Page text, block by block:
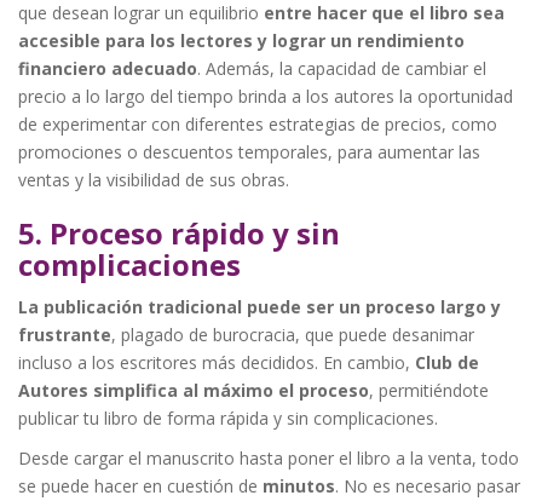
que desean lograr un equilibrio entre hacer que el libro sea
accesible para los lectores y lograr un rendimiento
financiero adecuado. Además, la capacidad de cambiar el
precio a lo largo del tiempo brinda a los autores la oportunidad
de experimentar con diferentes estrategias de precios, como
promociones o descuentos temporales, para aumentar las
ventas y la visibilidad de sus obras.
5. Proceso rápido y sin
complicaciones
La publicación tradicional puede ser un proceso largo y
frustrante, plagado de burocracia, que puede desanimar
incluso a los escritores más decididos. En cambio, Club de
Autores simplifica al máximo el proceso, permitiéndote
publicar tu libro de forma rápida y sin complicaciones.
Desde cargar el manuscrito hasta poner el libro a la venta, todo
se puede hacer en cuestión de minutos. No es necesario pasar